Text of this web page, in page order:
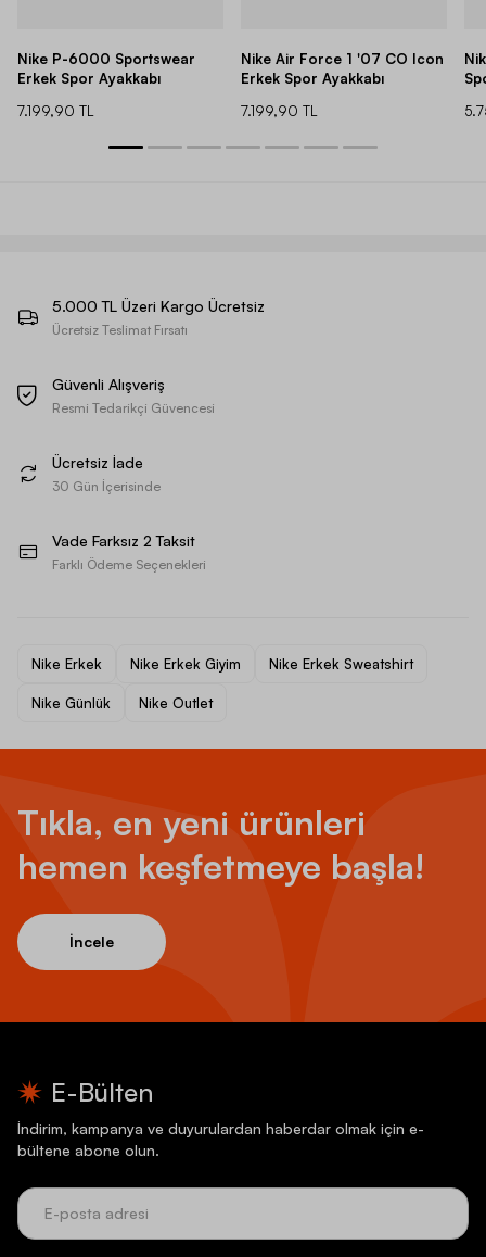
Nike P-6000 Sportswear
Erkek Spor Ayakkabı
7.199,90 TL
Nike Air Force 1 '07 CO Icon
Erkek Spor Ayakkabı
7.199,90 TL
5.000 TL Üzeri Kargo Ücretsiz
Ücretsiz Teslimat Fırsatı
Güvenli Alışveriş
Resmi Tedarikçi Güvencesi
Ücretsiz İade
30 Gün İçerisinde
Vade Farksız 2 Taksit
Farklı Ödeme Seçenekleri
Nike Erkek Nike Erkek Giyim Nike Erkek Sweatshirt
Nike Günlük Nike Outlet
Tıkla, en yeni ürünleri
hemen keşfetmeye başla!
İncele
E-Bülten
İndirim, kampanya ve duyurulardan haberdar olmak için e-
bültene abone olun.